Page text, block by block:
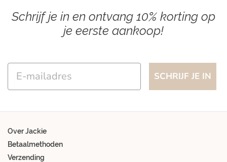
Schrijf je in en ontvang 10% korting op
je eerste aankoop!
Email
SCHRIJF JE IN
Over Jackie
Betaalmethoden
Verzending